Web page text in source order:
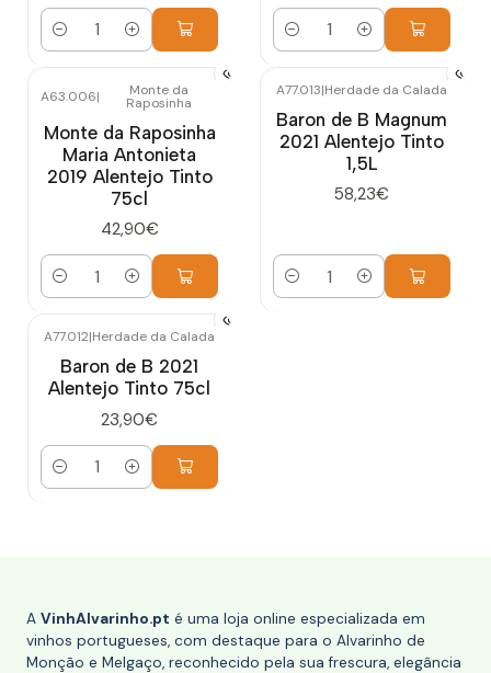
Quantidade Quantidade
A63.006| Monte da
Raposinha
Monte da Raposinha
Maria Antonieta
2019 Alentejo Tinto
75cl
42,90€
Quantidade
A77.013|Herdade da Calada
Baron de B Magnum
2021 Alentejo Tinto
1,5L
58,23€
Quantidade
A77.012|Herdade da Calada
Baron de B 2021
Alentejo Tinto 75cl
23,90€
Quantidade
A VinhAlvarinho.pt é uma loja online especializada em
vinhos portugueses, com destaque para o Alvarinho de
Monção e Melgaço, reconhecido pela sua frescura, elegância